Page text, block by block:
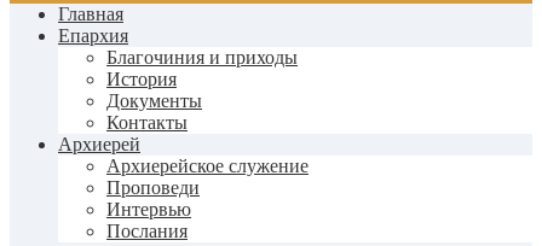
Главная
Епархия
Благочиния и приходы
История
Документы
Контакты
Архиерей
Архиерейское служение
Проповеди
Интервью
Послания